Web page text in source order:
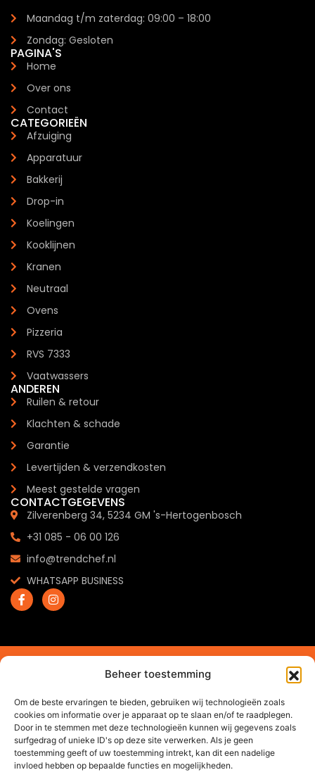
Beheer toestemming
Om de beste ervaringen te bieden, gebruiken wij technologieën zoals
cookies om informatie over je apparaat op te slaan en/of te raadplegen.
Door in te stemmen met deze technologieën kunnen wij gegevens zoals
surfgedrag of unieke ID's op deze site verwerken. Als je geen
toestemming geeft of uw toestemming intrekt, kan dit een nadelige
invloed hebben op bepaalde functies en mogelijkheden.
Maandag t/m zaterdag: 09:00 – 18:00
Zondag: Gesloten
PAGINA'S
Home
Over ons
Contact
CATEGORIEËN
Afzuiging
Apparatuur
Bakkerij
Drop-in
Koelingen
Kooklijnen
Kranen
Neutraal
Ovens
Pizzeria
RVS 7333
Vaatwassers
ANDEREN
Ruilen & retour
Klachten & schade
Garantie
Levertijden & verzendkosten
Meest gestelde vragen
CONTACTGEGEVENS
Zilverenberg 34, 5234 GM 's-Hertogenbosch
+31 085 - 06 00 126
info@trendchef.nl
WHATSAPP BUSINESS
Website gemaakt doorArkdesign.nl